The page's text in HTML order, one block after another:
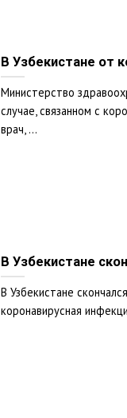
В Узбекистане от
Министерство
случае, связанном с
врач, ...
В Узбекистане
В Узбекистане
коронавирусная